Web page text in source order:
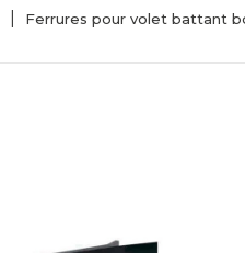
Ferrures pour volet battant